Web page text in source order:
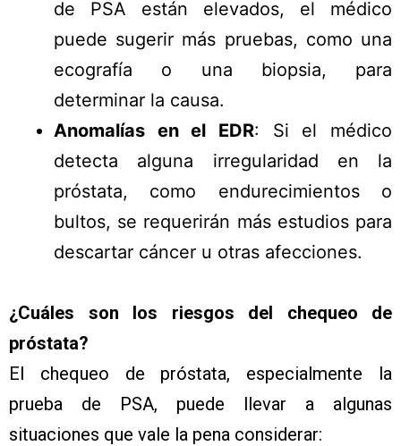
de PSA están elevados, el médico
puede sugerir más pruebas, como una
ecografía o una biopsia, para
determinar la causa.
Anomalías en el EDR: Si el médico
detecta alguna irregularidad en la
próstata, como endurecimientos o
bultos, se requerirán más estudios para
descartar cáncer u otras afecciones.
¿Cuáles son los riesgos del chequeo de
próstata?
El chequeo de próstata, especialmente la
prueba de PSA, puede llevar a algunas
situaciones que vale la pena considerar: